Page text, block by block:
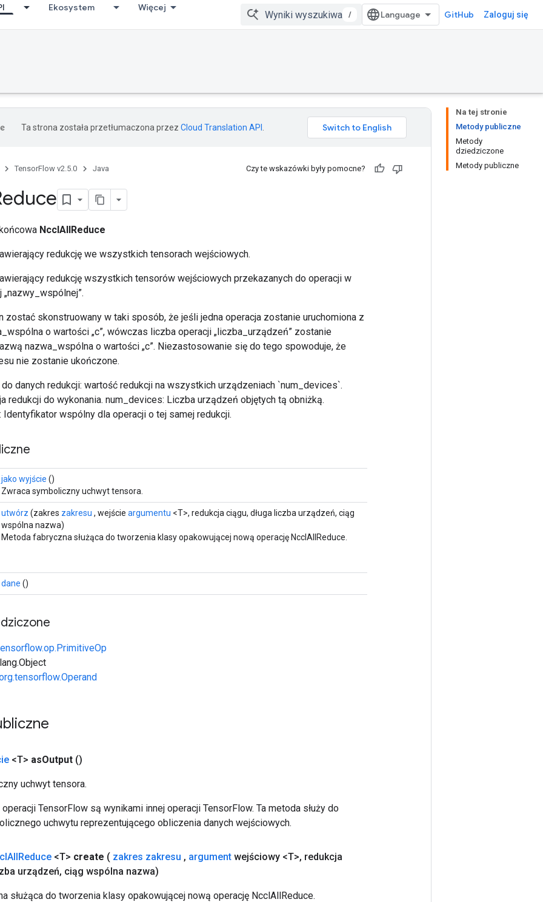
Ekosystem Więcej
/ GitHub Zaloguj się
Na tej stronie
Metody publiczne
Metody
dziedziczone
Metody publiczne
Ta strona została przetłumaczona przez Cloud Translation API
TensorFlow v2.5.0 Java Czy te wskazówki były pomocne?
NcclAllReduce
redukcję we wszystkich tensorach wejściowych.
redukcję wszystkich tensorów wejściowych przekazanych do operacji w
zostać skonstruowany w taki sposób, że jeśli jedna operacja zostanie uruchomiona z
o wartości „c”, wówczas liczba operacji „liczba_urządzeń” zostanie
nazwa_wspólna o wartości „c”. Niezastosowanie się do tego spowoduje, że
nie zostanie ukończone.
danych redukcji: wartość redukcji na wszystkich urządzeniach `num_devices`.
redukcji do wykonania. num_devices: Liczba urządzeń objętych tą obniżką.
Identyfikator wspólny dla operacji o tej samej redukcji.
jako wyjście ()
Zwraca symboliczny uchwyt tensora.
utwórz (zakres zakresu , wejście argumentu <T>, redukcja ciągu, długa liczba urządzeń, ciąg
wspólna nazwa)
Metoda fabryczna służąca do tworzenia klasy opakowującej nową operację NcclAllReduce.
dane ()
<T> asOutput ()
uchwyt tensora.
TensorFlow są wynikami innej operacji TensorFlow. Ta metoda służy do
uchwytu reprezentującego obliczenia danych wejściowych.
AllReduce <T> create ( zakres zakresu , argument wejściowy <T>, redukcja
urządzeń, ciąg wspólna nazwa)
służąca do tworzenia klasy opakowującej nową operację NcclAllReduce.